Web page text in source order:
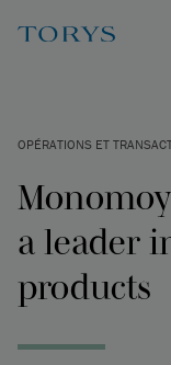
OPÉRATIONS ET
a leader
products